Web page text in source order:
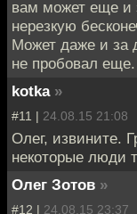
вам может еще и
нерезкую
Может даже и за
не пробовал еще.
kotka »
#11 | 24.08.15 21:08
Олег, извините.
некоторые люди
Олег Зотов »
#12 | 24.08.15 23:37